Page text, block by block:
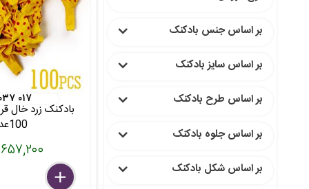
۱۰۶
100عددی
۶۵۷,۲۰۰ تومان
delete
remove
add
بر اساس جنس بادکنک
بر اساس سایز بادکنک
بر اساس طرح بادکنک
بر اساس جلوه بادکنک
بر اساس شکل بادکنک